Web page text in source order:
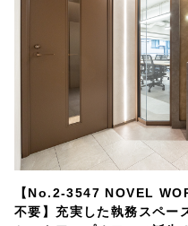
【No.2-3547 NOVEL
不要】充実した執務スペー